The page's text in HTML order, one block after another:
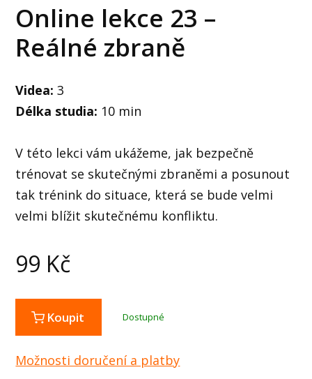
Online lekce 23 –
Reálné zbraně
Videa: 3
Délka studia: 10 min
V této lekci vám ukážeme, jak bezpečně
trénovat se skutečnými zbraněmi a posunout
tak trénink do situace, která se bude velmi
velmi blížit skutečnému konfliktu.
99 Kč
Koupit Dostupné
Možnosti doručení a platby